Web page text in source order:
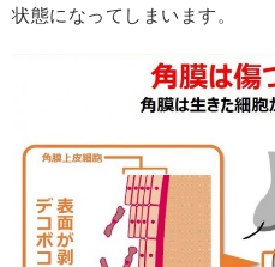
状態になってしまいます。